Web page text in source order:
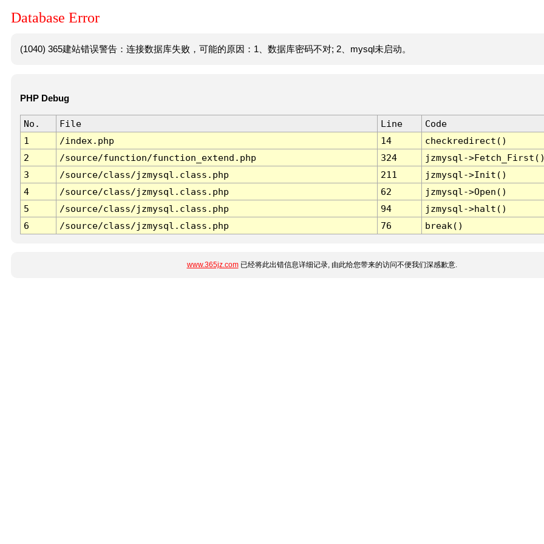
Database Error
(1040) 365建站错误警告：连接数据库失败，可能的原因：1、数据库密码不对; 2、mysql未启动。
PHP Debug
No. File Line
Code
1
/index.php 14
checkredirect()
2
/source/function/function_extend.php 324
jzmysql-
3
/source/class/jzmysql.class.php 211
jzmysql->Init()
4
/source/class/jzmysql.class.php 62
jzmysql->Open()
5
/source/class/jzmysql.class.php 94
jzmysql->halt()
6
/source/class/jzmysql.class.php 76 break()
www.365jz.com已经将此出错信息详细记录, 由此给您带来的访问不便我们深感歉意.